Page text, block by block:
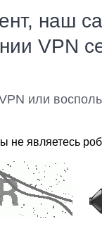
наш
VPN
или
не являетесь